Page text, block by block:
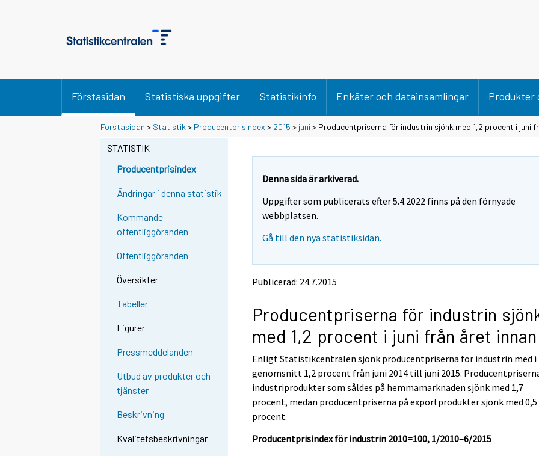
Förstasidan Statistiska uppgifter Statistikinfo Enkäter och datainsamlingar Produkter
Förstasidan > Statistik > Producentprisindex > 2015 > juni > Producentpriserna för industrin sjönk med 1,2 procent i juni
STATISTIK
Producentprisindex
Ändringar i denna statistik
Kommande
offentliggöranden
Offentliggöranden
Översikter
Tabeller
Figurer
Pressmeddelanden
Utbud av produkter och
tjänster
Beskrivning
Kvalitetsbeskrivningar
Denna sida är arkiverad.
Uppgifter som publicerats efter 5.4.2022 finns på den förnyade
webbplatsen.
Gå till den nya statistiksidan.
Publicerad: 24.7.2015
Producentpriserna för industrin
med 1,2 procent i juni från året innan
Enligt Statistikcentralen sjönk producentpriserna för industrin med i
genomsnitt 1,2 procent från juni 2014 till juni 2015.
industriprodukter som såldes på hemmamarknaden sjönk med 1,7
procent, medan producentpriserna på exportprodukter sjönk med 0,5
procent.
Producentprisindex för industrin 2010=100, 1/2010–6/2015
Y
o
Y
o